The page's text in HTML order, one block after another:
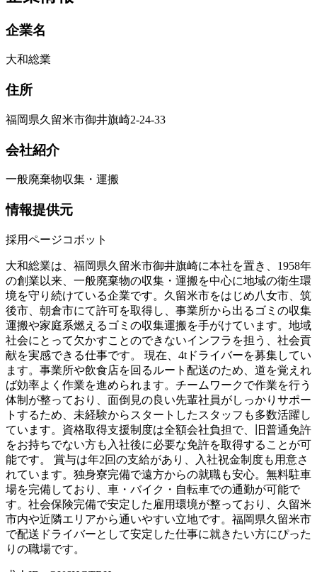
企業名
大和総業
住所
福岡県久留米市御井旗崎2-24-33
会社紹介
一般廃棄物収集・運搬
情報提供元
採用ページコボット
大和総業は、福岡県久留米市御井旗崎に本社を置き、1958年
の創業以来、一般廃棄物の収集・運搬を中心に地域の衛生環
境を守り続けている企業です。久留米市をはじめ八女市、筑
後市、朝倉市にて許可を取得し、事業所から出るゴミの収集
運搬や家庭系燃えるゴミの収集運搬を手がけています。地域
社会にとって欠かすことのできないインフラを担う、社会貢
献を実感できる仕事です。 現在、4tドライバーを募集してい
ます。事業所や飲食店を回るルート配送のため、道を覚えれ
ば効率よく作業を進められます。チームワークで作業を行う
体制が整っており、面倒見の良い先輩社員がしっかりサポー
トするため、未経験からスタートしたスタッフも多数活躍し
ています。資格取得支援制度は全額会社負担で、旧普通免許
をお持ちでない方も入社後に必要な免許を取得することが可
能です。 賞与は年2回の支給があり、入社祝金制度も用意さ
れています。独身寮完備で遠方からの就職も安心。無料駐車
場を完備しており、車・バイク・自転車での通勤が可能で
す。社会保険完備で安定した雇用環境が整っており、久留米
市内や近隣エリアから通いやすい立地です。福岡県久留米市
で配送ドライバーとして安定した仕事に就きたい方にぴった
りの職場です。